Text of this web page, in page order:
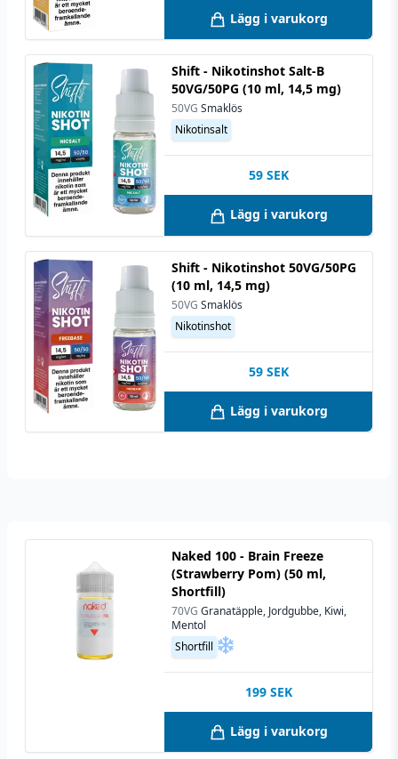
Lägg i varukorg
Shift - Nikotinshot Salt-B
50VG/50PG (10 ml, 14,5 mg)
50VG Smaklös
Nikotinsalt
59 SEK
Lägg i varukorg
Shift - Nikotinshot 50VG/50PG
(10 ml, 14,5 mg)
50VG Smaklös
Nikotinshot
59 SEK
Lägg i varukorg
Naked 100 - Brain Freeze
(Strawberry Pom) (50 ml,
Shortfill)
70VG Granatäpple, Jordgubbe, Kiwi,
Mentol
Shortfill
199 SEK
Lägg i varukorg